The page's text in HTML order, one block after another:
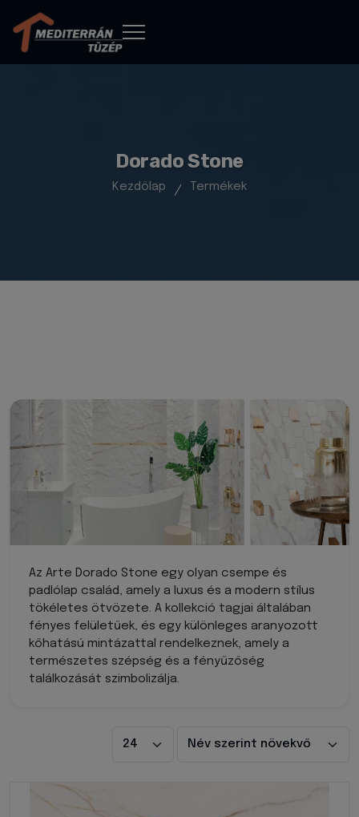
Dorado Stone
Kezdőlap Termékek
Az Arte Dorado Stone egy olyan csempe és
padlólap család, amely a luxus és a modern stílus
tökéletes ötvözete. A kollekció tagjai általában
fényes felületűek, és egy különleges aranyozott
kőhatású mintázattal rendelkeznek, amely a
természetes szépség és a fényűzőség
találkozását szimbolizálja.